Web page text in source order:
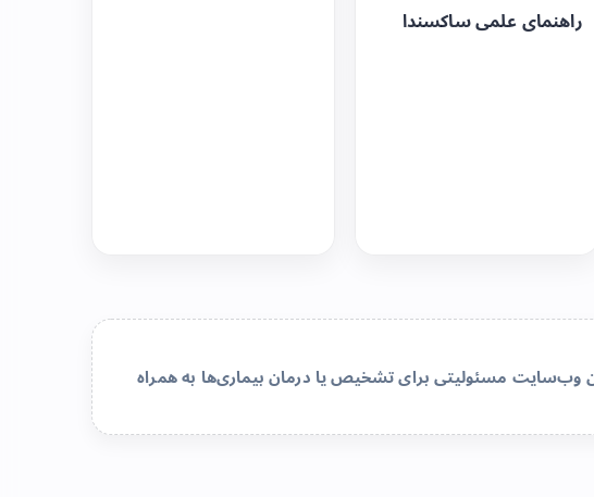
راهنمای علمی ساکسندا
مسئولیتی برای تشخیص یا درمان بیماری‌ها به همراه